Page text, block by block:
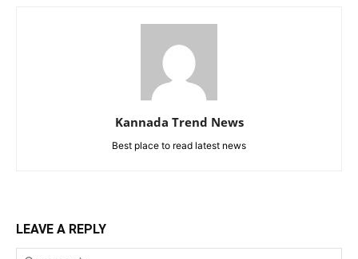
Kannada Trend News
Best place to read latest news
LEAVE A REPLY